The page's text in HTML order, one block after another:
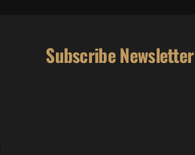
Subscribe Newsletter